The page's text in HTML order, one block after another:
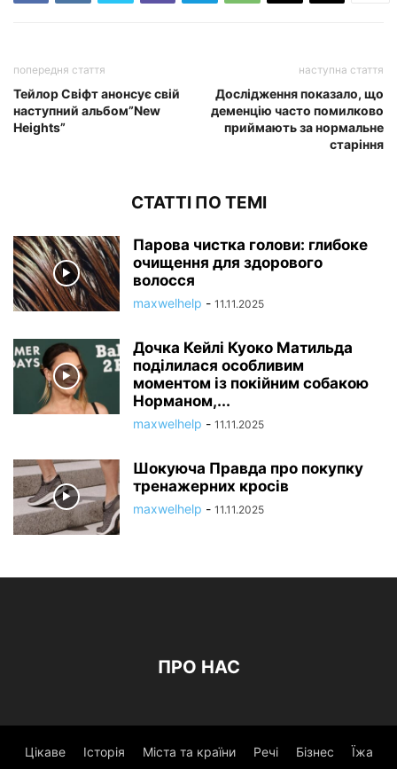
попередня стаття
Тейлор Свіфт анонсує свій
наступний альбом”New
Heights”
наступна стаття
Дослідження показало, що
деменцію часто помилково
приймають за нормальне
старіння
СТАТТІ ПО ТЕМІ
Парова чистка голови: глибоке
очищення для здорового
волосся
maxwelhelp - 11.11.2025
Дочка Кейлі Куоко Матильда
поділилася особливим
моментом із покійним собакою
Норманом,...
maxwelhelp - 11.11.2025
Шокуюча Правда про покупку
тренажерних кросів
maxwelhelp - 11.11.2025
ПРО НАС
Цікаве Історія Міста та країни Речі Бізнес Їжа